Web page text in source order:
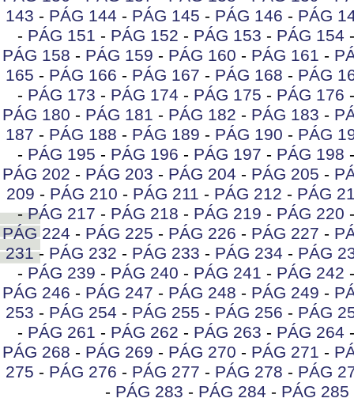
143 - PÁG 144 - PÁG 145 - PÁG 146 - PÁG
- PÁG 151 - PÁG 152 - PÁG 153 - PÁG 154
PÁG 158 - PÁG 159 - PÁG 160 - PÁG 161 -
165 - PÁG 166 - PÁG 167 - PÁG 168 - PÁG
- PÁG 173 - PÁG 174 - PÁG 175 - PÁG 176
PÁG 180 - PÁG 181 - PÁG 182 - PÁG 183 -
187 - PÁG 188 - PÁG 189 - PÁG 190 - PÁG
- PÁG 195 - PÁG 196 - PÁG 197 - PÁG 198
PÁG 202 - PÁG 203 - PÁG 204 - PÁG 205 -
209 - PÁG 210 - PÁG 211 - PÁG 212 - PÁG
-PÁG 217 - PÁG 218 - PÁG 219 - PÁG 220
PÁG 224 - PÁG 225 - PÁG 226 - PÁG 227 -
231- PÁG 232 - PÁG 233 - PÁG 234 - PÁG
- PÁG 239 - PÁG 240 - PÁG 241 - PÁG 242
PÁG 246 - PÁG 247 - PÁG 248 - PÁG 249 -
253 - PÁG 254 - PÁG 255 - PÁG 256 - PÁG
- PÁG 261 - PÁG 262 - PÁG 263 - PÁG 264
PÁG 268 - PÁG 269 - PÁG 270 - PÁG 271 -
275 - PÁG 276 - PÁG 277 - PÁG 278 - PÁG
- PÁG 283 - PÁG 284 - PÁG 285